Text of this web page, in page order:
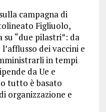
campagna di
Figliuolo,
su “due pilastri”: da
dei vaccini e
in tempi
da Ue e
tutto è basato
organizzazione e